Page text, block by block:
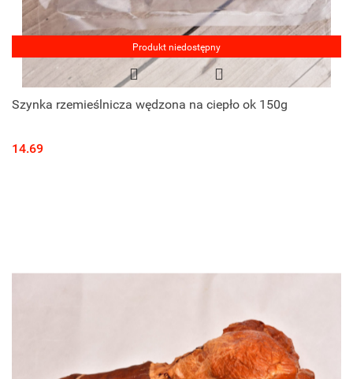
Produkt niedostępny
Szynka rzemieślnicza wędzona na ciepło ok 150g
14.69